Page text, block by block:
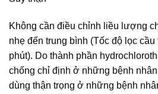
Không cần điều chỉnh liều lượng
nhẹ đến trung bình (Tốc độ lọc cầu
phút). Do thành phần
chống chỉ định ở những bệnh
dùng thận trọng ở những bệnh